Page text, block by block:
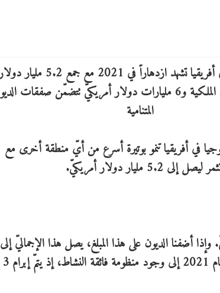
التكنولوجيا في أفريقيا تنمو بوتيرة أسرع من أيّ منطقة أخرى مع
مجموعه 5.2 مليار دولار أمريكيّ. وإذا أضفنا الديون على هذا المبلغ، يصل هذا الإجماليّ إلى
6 مليارات دولار أمريكيّ في 724 جولة. ويشير الرقم القياسيّ الجديد للعام 2021 إلى وجود منظومة فائقة النشاط، إذ يتمّ إبرام 3